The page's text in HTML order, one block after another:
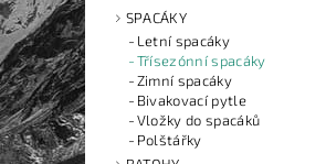
SPACÁKY
Letní spacáky
Třísezónní spacáky
Zimní spacáky
Bivakovací pytle
Vložky do spacáků
Polštářky